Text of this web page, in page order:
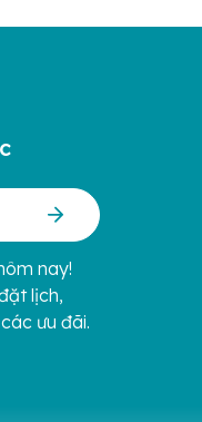
nay!
lịch,
ưu đãi.